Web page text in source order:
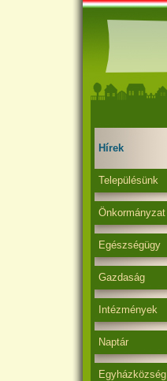
Hírek
Településünk
Önkormányzat
Egészségügy
Gazdaság
Intézmények
Naptár
Egyházközség